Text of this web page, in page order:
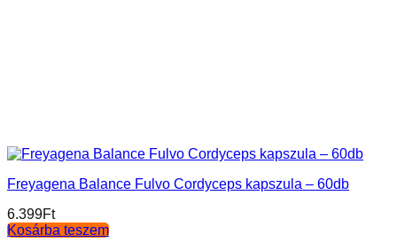
Freyagena Balance Fulvo Cordyceps kapszula – 60db
6.399Ft
Kosárba teszem